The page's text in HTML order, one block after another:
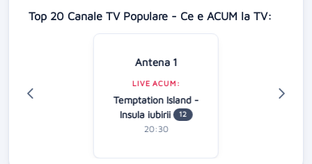
Top 20 Canale TV Populare - Ce e ACUM la TV:
Antena 1
LIVE ACUM:
Temptation Island -
Insula iubirii
12
20:30